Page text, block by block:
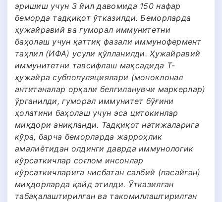
эришиш учун 3 йил давомида 150 нафар
беморда тадқиқот ўтказилди. Беморларда
ҳужайравий ва гуморал иммунитетни
баҳолаш учун қаттиқ фазали иммунофермент
таҳлил (ИФА) усули қўлланилди. Ҳужайравий
иммунитетни тавсифлаш мақсадида Т-
ҳужайра субпопуляциялари (моноклонал
антитаналар орқали белгиланувчи маркерлар)
ўрганилди, гуморал иммунитет бўғини
ҳолатини баҳолаш учун эса цитокинлар
миқдори аниқланди. Тадқиқот натижаларига
кўра, барча беморларда жарроҳлик
амалиётидан олдинги даврда иммунологик
кўрсаткичлар соғлом инсонлар
кўрсаткичларига нисбатан салбий (пасайган)
миқдорларда қайд этилди. Ўтказилган
табақалаштирилган ва такомиллаштирилган